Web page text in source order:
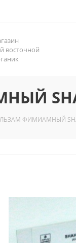
восточной
ФИМИАМНЫЙ